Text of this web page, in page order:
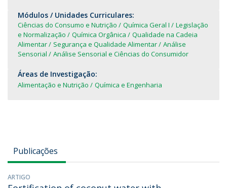
Módulos / Unidades Curriculares:
Ciências do Consumo e Nutrição Química Geral I
Legislação
e Normalização
Química Orgânica
Qualidade na Cadeia
Alimentar
Segurança e Qualidade Alimentar
Análise
Sensorial
Análise Sensorial e Ciências do Consumidor
Áreas de Investigação:
Alimentação e Nutrição Química e Engenharia
Publicações
ARTIGO